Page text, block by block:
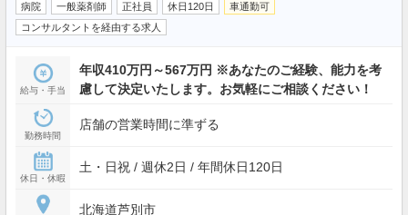
病院 一般薬剤師 正社員 休日120日
車通勤可
コンサルタントを経由する求人
給与・手当
年収410万円～567万円 ※あなたのご経験、能力を考
慮して決定いたします。お気軽にご相談ください！
勤務時間
店舗の営業時間に準ずる
休日・休暇
土・日祝 / 週休2日 / 年間休日120日
北海道芦別市